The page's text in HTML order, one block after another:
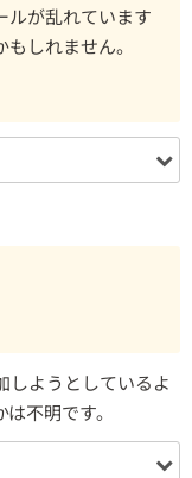
ルが乱れています
しれません。
しようとしているよ
不明です。